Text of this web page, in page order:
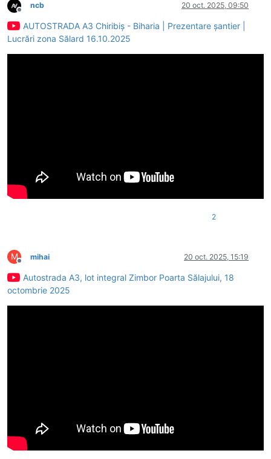
Deconectat
ncb 20 oct. 2025, 09:50
AUTOSTRADA A3 Chiribiș - Biharia | Prezentare șantier |
Lucrări zona Sălard 16.10.2025
2
M
Deconectat
mihai 20 oct. 2025, 15:19
Autostrada A3, lot integral Zimbor Poarta Sălajului, 18
octombrie 2025